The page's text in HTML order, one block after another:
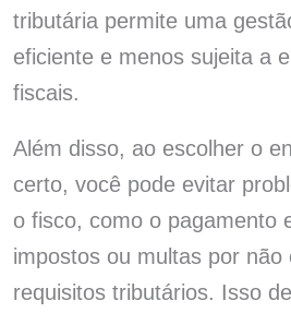
tributária permite uma
eficiente e menos sujeita a
fiscais.
Além disso, ao escolher o
certo, você pode evitar
o fisco, como o pagamento
impostos ou multas por não
requisitos tributários. Isso